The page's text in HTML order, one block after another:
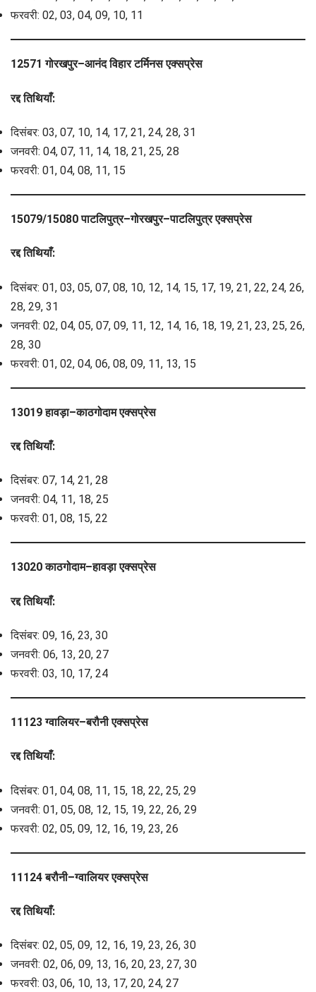
फरवरी: 02, 03, 04, 09, 10, 11
12571 गोरखपुर–आनंद विहार टर्मिनस एक्सप्रेस
रद्द तिथियाँ:
दिसंबर: 03, 07, 10, 14, 17, 21, 24, 28, 31
जनवरी: 04, 07, 11, 14, 18, 21, 25, 28
फरवरी: 01, 04, 08, 11, 15
15079/15080 पाटलिपुत्र–गोरखपुर–पाटलिपुत्र एक्सप्रेस
रद्द तिथियाँ:
दिसंबर: 01, 03, 05, 07, 08, 10, 12, 14, 15, 17, 19, 21, 22, 24, 26,
28, 29, 31
जनवरी: 02, 04, 05, 07, 09, 11, 12, 14, 16, 18, 19, 21, 23, 25, 26,
28, 30
फरवरी: 01, 02, 04, 06, 08, 09, 11, 13, 15
13019 हावड़ा–काठगोदाम एक्सप्रेस
रद्द तिथियाँ:
दिसंबर: 07, 14, 21, 28
जनवरी: 04, 11, 18, 25
फरवरी: 01, 08, 15, 22
13020 काठगोदाम–हावड़ा एक्सप्रेस
रद्द तिथियाँ:
दिसंबर: 09, 16, 23, 30
जनवरी: 06, 13, 20, 27
फरवरी: 03, 10, 17, 24
11123 ग्वालियर–बरौनी एक्सप्रेस
रद्द तिथियाँ:
दिसंबर: 01, 04, 08, 11, 15, 18, 22, 25, 29
जनवरी: 01, 05, 08, 12, 15, 19, 22, 26, 29
फरवरी: 02, 05, 09, 12, 16, 19, 23, 26
11124 बरौनी–ग्वालियर एक्सप्रेस
रद्द तिथियाँ:
दिसंबर: 02, 05, 09, 12, 16, 19, 23, 26, 30
जनवरी: 02, 06, 09, 13, 16, 20, 23, 27, 30
फरवरी: 03, 06, 10, 13, 17, 20, 24, 27